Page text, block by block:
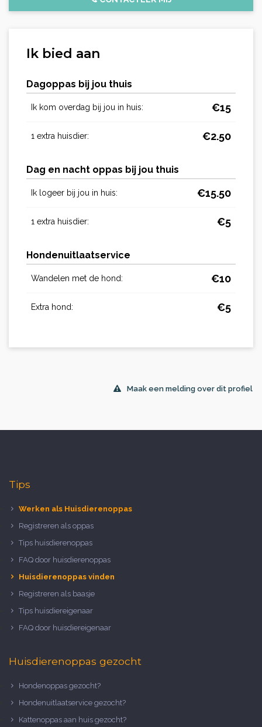
Ik bied aan
Dagoppas bij jou thuis
Ik kom overdag bij jou in huis: €15
1 extra huisdier: €2.50
Dag en nacht oppas bij jou thuis
Ik logeer bij jou in huis: €15.50
1 extra huisdier: €5
Hondenuitlaatservice
Wandelen met de hond: €10
Extra hond: €5
Maak een melding over dit profiel
Tips
Werken als Huisdierenoppas
Registreren als oppas
Tips huisdierenoppas
FAQ door huisdierenoppas
Huisdierenoppas vinden
Registreren als baasje
Tips huisdiereigenaar
FAQ door huisdiereigenaar
Huisdierenoppas gezocht
Hondenoppas gezocht?
Hondenuitlaatservice gezocht?
Kattenoppas aan huis gezocht?